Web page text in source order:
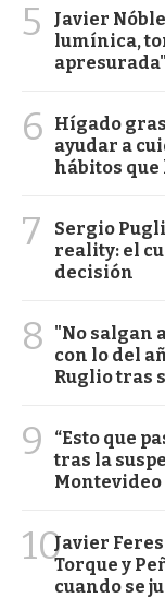
5
Javier
lumínica,
apresurada"
6
Hígado
ayudar a
hábitos
7
Sergio
reality: el
decisión
8
"No salgan
con lo del
Ruglio tras
9
“Esto que
tras la
Montevideo
10Javier
Torque y
cuando se